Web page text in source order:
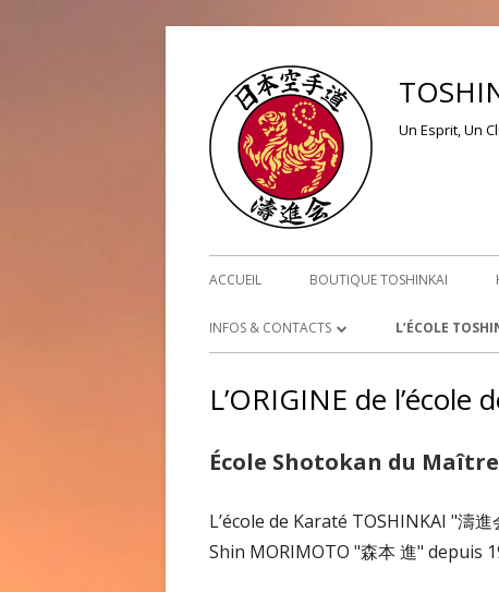
Un Esprit, Un
Menu
principal
ACCUEIL BOUTIQUE TOSHINKAI
INFOS & CONTACTS L’ÉCOLE
TOSHINKAI LYON
DOJO KUN
L’ORIGINE de l’école
École Shotokan du
L’école de Karaté TOSHINKAI "濤進
Shin MORIMOTO "森本 進" depuis